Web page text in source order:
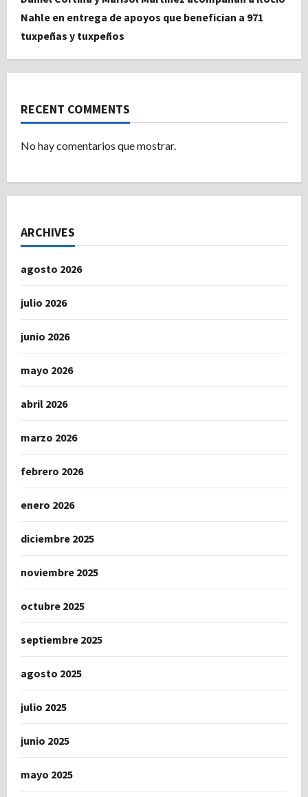
Nahle en entrega de apoyos que benefician a 971
tuxpeñas y tuxpeños
RECENT COMMENTS
No hay comentarios que mostrar.
ARCHIVES
agosto 2026
julio 2026
junio 2026
mayo 2026
abril 2026
marzo 2026
febrero 2026
enero 2026
diciembre 2025
noviembre 2025
octubre 2025
septiembre 2025
agosto 2025
julio 2025
junio 2025
mayo 2025